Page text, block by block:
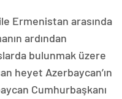
Ermenistan arasında
ardından
bulunmak üzere
heyet Azerbaycan’ın
Cumhurbaşkanı